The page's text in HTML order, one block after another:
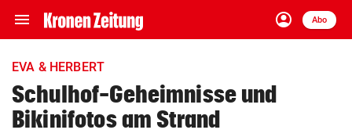
menu Navigation
ein-/ausklappen
account_circle
Anmelden
Abo
close Schließen
account_circle Anmelden
EVA & HERBERT
Schulhof-Geheimnisse und
Bikinifotos am Strand